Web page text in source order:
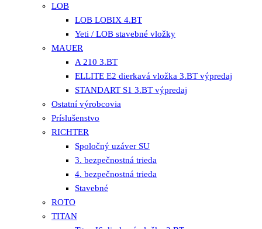
LOB
LOB LOBIX 4.BT
Yeti / LOB stavebné vložky
MAUER
A 210 3.BT
ELLITE E2 dierkavá vložka 3.BT výpredaj
STANDART S1 3.BT výpredaj
Ostatní výrobcovia
Príslušenstvo
RICHTER
Spoločný uzáver SU
3. bezpečnostná trieda
4. bezpečnostná trieda
Stavebné
ROTO
TITAN